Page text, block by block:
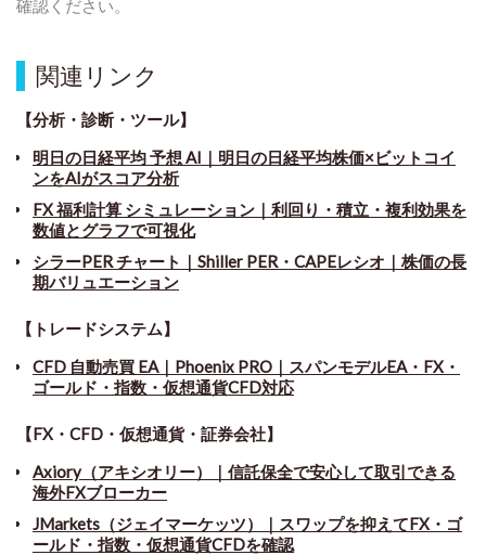
確認ください。
関連リンク
【分析・診断・ツール】
明日の日経平均 予想 AI｜明日の日経平均株価×ビットコイ
ンをAIがスコア分析
FX 福利計算 シミュレーション｜利回り・積立・複利効果を
数値とグラフで可視化
シラーPER チャート ｜ Shiller PER・CAPEレシオ｜株価の長
期バリュエーション
【トレードシステム】
CFD 自動売買 EA｜Phoenix PRO｜スパンモデルEA・FX・
ゴールド・指数・仮想通貨CFD対応
【FX・CFD・仮想通貨・証券会社】
Axiory（アキシオリー）｜信託保全で安心して取引できる
海外FXブローカー
JMarkets（ジェイマーケッツ）｜スワップを抑えてFX・ゴ
ールド・指数・仮想通貨CFDを確認